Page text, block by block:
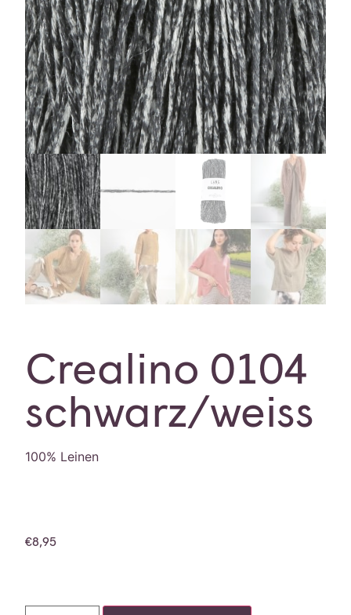
Crealino 0104
schwarz/weiss
100% Leinen
€8,95